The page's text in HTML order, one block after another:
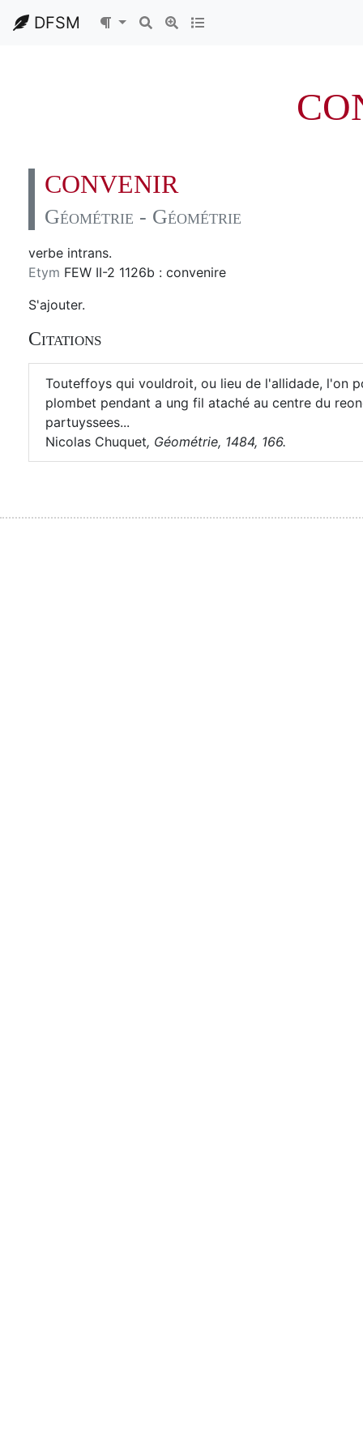
DFSM
CONVENIR
Géométrie - Géométrie
verbe intrans.
Etym FEW II-2 1126b : convenire
S'ajouter.
Citations
Touteffoys qui vouldroit, ou lieu de l'allidade, l'on
plombet pendant a ung fil ataché au centre du
partuyssees...
Nicolas Chuquet, Géométrie, 1484, 166.